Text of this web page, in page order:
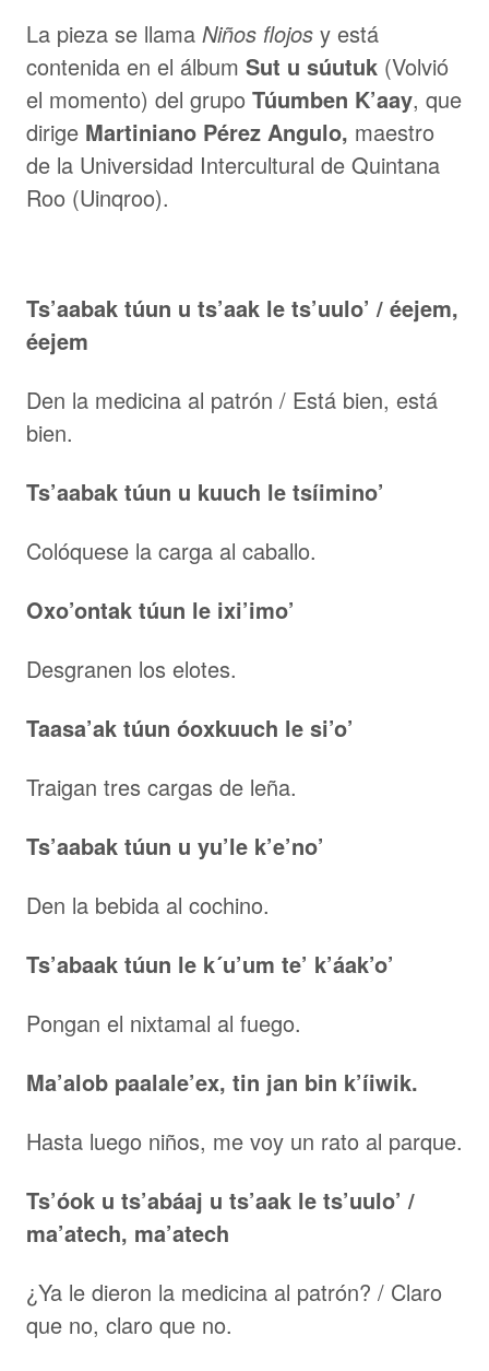
La pieza se llama Niños flojos y está
contenida en el álbum Sut u súutuk (Volvió
el momento) del grupo Túumben K’aay, que
dirige Martiniano Pérez Angulo, maestro
de la Universidad Intercultural de Quintana
Roo (Uinqroo).
Ts’aabak túun u ts’aak le ts’uulo’ / éejem,
éejem
Den la medicina al patrón / Está bien, está
bien.
Ts’aabak túun u kuuch le tsíimino’
Colóquese la carga al caballo.
Oxo’ontak túun le ixi’imo’
Desgranen los elotes.
Taasa’ak túun óoxkuuch le si’o’
Traigan tres cargas de leña.
Ts’aabak túun u yu’le k’e’no’
Den la bebida al cochino.
Ts’abaak túun le k´u’um te’ k’áak’o’
Pongan el nixtamal al fuego.
Ma’alob paalale’ex, tin jan bin k’íiwik.
Hasta luego niños, me voy un rato al parque.
Ts’óok u ts’abáaj u ts’aak le ts’uulo’ /
ma’atech, ma’atech
¿Ya le dieron la medicina al patrón? / Claro
que no, claro que no.